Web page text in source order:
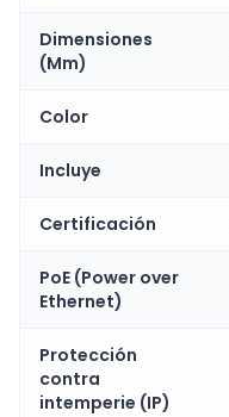
Dimensiones
(Mm)
Color
Incluye
Certificación
PoE (Power over
Ethernet)
Protección
contra
intemperie (IP)